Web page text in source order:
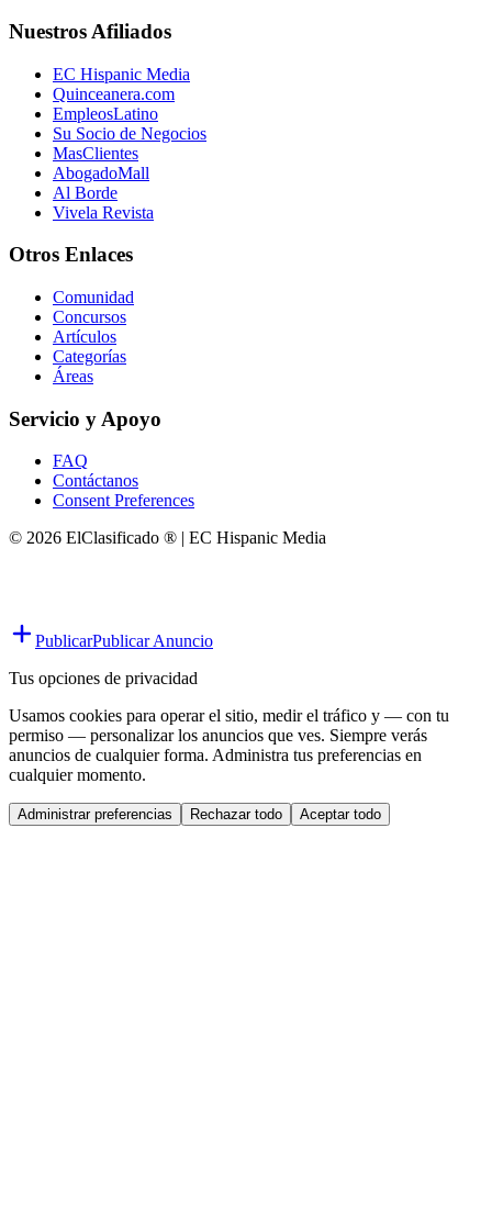
Nuestros Afiliados
EC Hispanic Media
Quinceanera.com
EmpleosLatino
Su Socio de Negocios
MasClientes
AbogadoMall
Al Borde
Vivela Revista
Otros Enlaces
Comunidad
Concursos
Artículos
Categorías
Áreas
Servicio y Apoyo
FAQ
Contáctanos
Consent Preferences
© 2026 ElClasificado ® | EC Hispanic Media
PublicarPublicar Anuncio
Tus opciones de privacidad
Usamos cookies para operar el sitio, medir el tráfico y — con tu
permiso — personalizar los anuncios que ves. Siempre verás
anuncios de cualquier forma. Administra tus preferencias en
cualquier momento.
Administrar preferencias Rechazar todo Aceptar todo